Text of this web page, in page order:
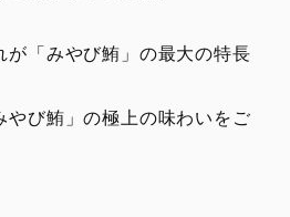
が「みやび鮪」の最大の特長
やび鮪」の極上の味わいをご